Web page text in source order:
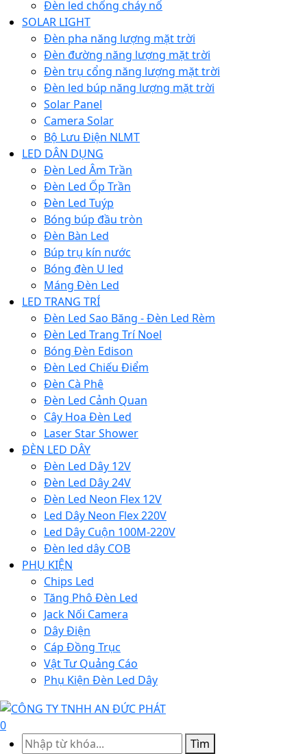
Đèn led chống cháy nổ
SOLAR LIGHT
Đèn pha năng lượng mặt trời
Đèn đường năng lượng mặt trời
Đèn trụ cổng năng lượng mặt trời
Đèn led búp năng lượng mặt trời
Solar Panel
Camera Solar
Bộ Lưu Điện NLMT
LED DÂN DỤNG
Đèn Led Âm Trần
Đèn Led Ốp Trần
Đèn Led Tuýp
Bóng búp đầu tròn
Đèn Bàn Led
Búp trụ kín nước
Bóng đèn U led
Máng Đèn Led
LED TRANG TRÍ
Đèn Led Sao Băng - Đèn Led Rèm
Đèn Led Trang Trí Noel
Bóng Đèn Edison
Đèn Led Chiếu Điểm
Đèn Cà Phê
Đèn Led Cảnh Quan
Cây Hoa Đèn Led
Laser Star Shower
ĐÈN LED DÂY
Đèn Led Dây 12V
Đèn Led Dây 24V
Đèn Led Neon Flex 12V
Led Dây Neon Flex 220V
Led Dây Cuộn 100M-220V
Đèn led dây COB
PHỤ KIỆN
Chips Led
Tăng Phô Đèn Led
Jack Nối Camera
Dây Điện
Cáp Đồng Trục
Vật Tư Quảng Cáo
Phụ Kiện Đèn Led Dây
0
Tìm